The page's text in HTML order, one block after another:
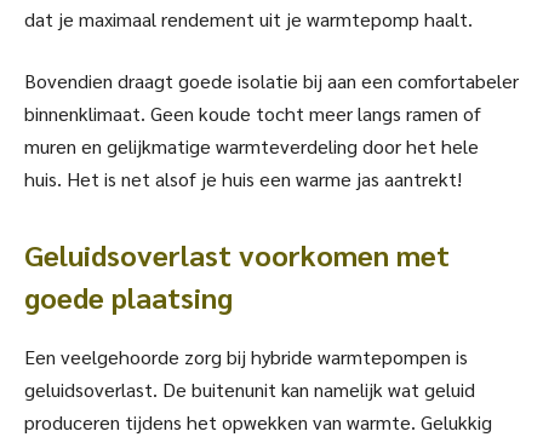
dat je maximaal rendement uit je warmtepomp haalt.
Bovendien draagt goede isolatie bij aan een comfortabeler
binnenklimaat. Geen koude tocht meer langs ramen of
muren en gelijkmatige warmteverdeling door het hele
huis. Het is net alsof je huis een warme jas aantrekt!
Geluidsoverlast voorkomen met
goede plaatsing
Een veelgehoorde zorg bij hybride warmtepompen is
geluidsoverlast. De buitenunit kan namelijk wat geluid
produceren tijdens het opwekken van warmte. Gelukkig